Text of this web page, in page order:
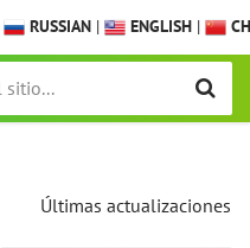
RUSSIAN | ENGLISH |
Últimas actualizaciones